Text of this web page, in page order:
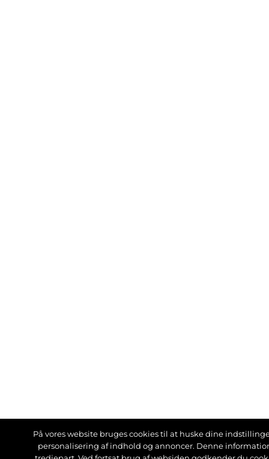
På vores website bruges cookies til at huske dine
personalisering af indhold og annoncer. Denne